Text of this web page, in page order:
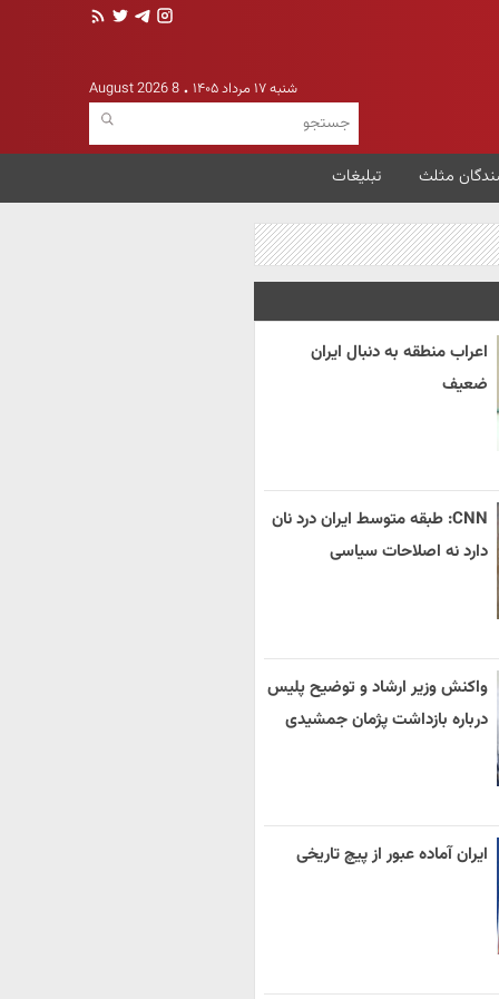
شنبه ۱۷ مرداد ۱۴۰۵ 8 August 2026
مثلث تبلیغات
اعراب منطقه به دنبال ایران
ضعیف
CNN: طبقه متوسط ایران درد نان
دارد نه اصلاحات سیاسی
واکنش وزیر ارشاد و توضیح پلیس
درباره بازداشت پژمان جمشیدی
ایران آماده عبور از پیچ تاریخی